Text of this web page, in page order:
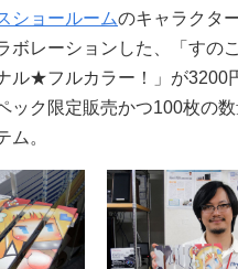
ショールームのキャラクタ
ボレーションした、「すのこ
★フルカラー！」が3200
ック限定販売かつ100枚の数
ム。